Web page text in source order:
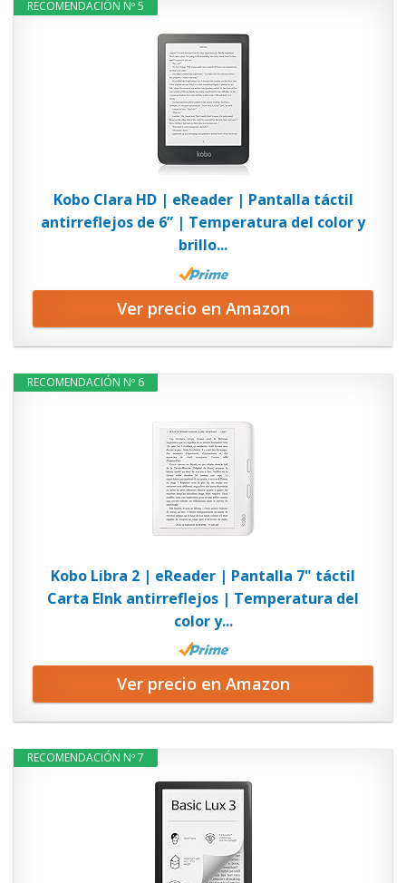
RECOMENDACIÓN Nº 5
Kobo Clara HD | eReader | Pantalla táctil
antirreflejos de 6” | Temperatura del color y
brillo...
Ver precio en Amazon
RECOMENDACIÓN Nº 6
Kobo Libra 2 | eReader | Pantalla 7" táctil
Carta EInk antirreflejos | Temperatura del
color y...
Ver precio en Amazon
RECOMENDACIÓN Nº 7